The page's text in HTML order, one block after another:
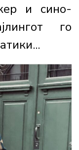
и сино-
го